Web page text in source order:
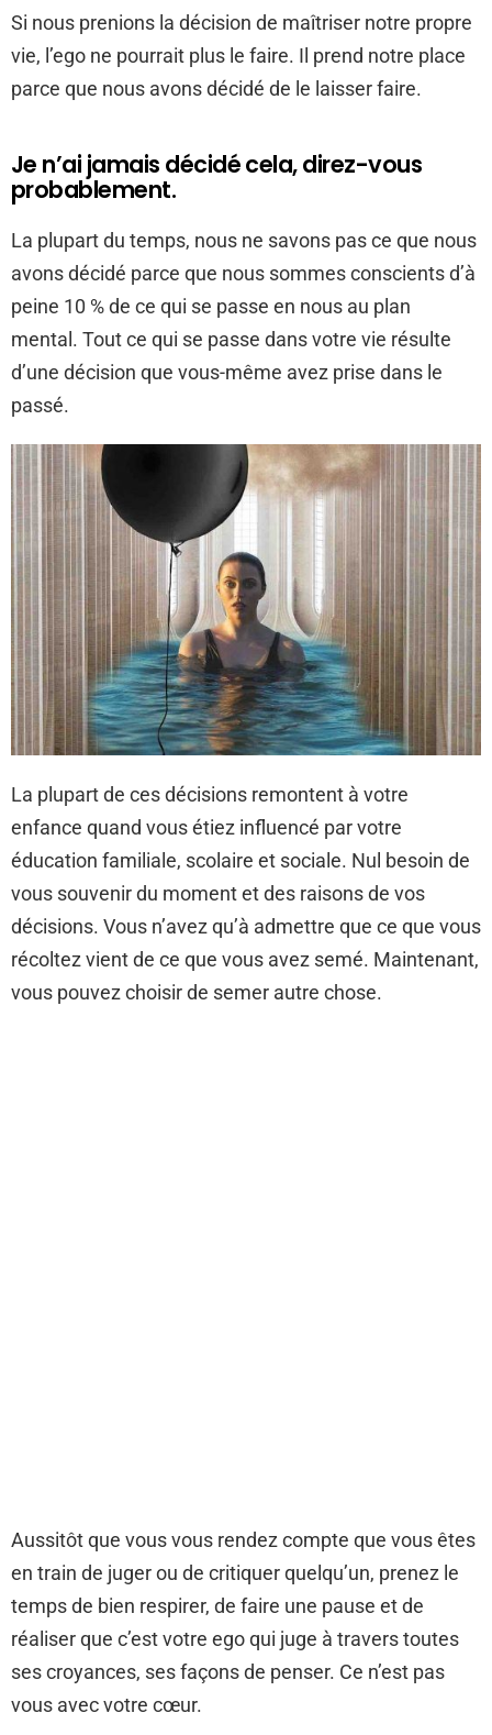
Si nous prenions la décision de maîtriser notre propre
vie, l’ego ne pourrait plus le faire. Il prend notre place
parce que nous avons décidé de le laisser faire.
Je n’ai jamais décidé cela, direz-vous
probablement.
La plupart du temps, nous ne savons pas ce que nous
avons décidé parce que nous sommes conscients d’à
peine 10 % de ce qui se passe en nous au plan
mental. Tout ce qui se passe dans votre vie résulte
d’une décision que vous-même avez prise dans le
passé.
La plupart de ces décisions remontent à votre
enfance quand vous étiez influencé par votre
éducation familiale, scolaire et sociale. Nul besoin de
vous souvenir du moment et des raisons de vos
décisions. Vous n’avez qu’à admettre que ce que vous
récoltez vient de ce que vous avez semé. Maintenant,
vous pouvez choisir de semer autre chose.
Aussitôt que vous vous rendez compte que vous êtes
en train de juger ou de critiquer quelqu’un, prenez le
temps de bien respirer, de faire une pause et de
réaliser que c’est votre ego qui juge à travers toutes
ses croyances, ses façons de penser. Ce n’est pas
vous avec votre cœur.